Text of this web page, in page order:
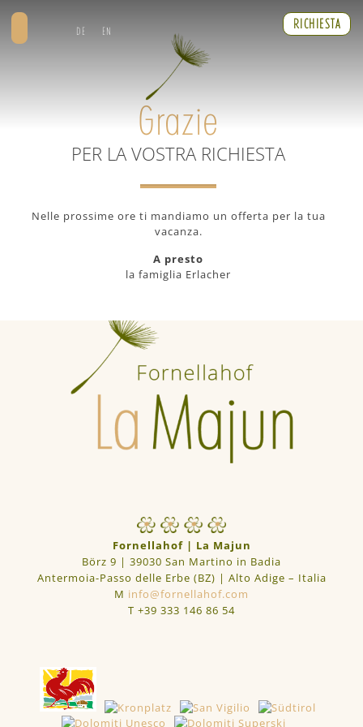
Grazie
PER LA VOSTRA RICHIESTA
Nelle prossime ore ti mandiamo un offerta per la tua
vacanza.
A presto
la famiglia Erlacher
RICHIESTA
Fornellahof | La Majun
Börz 9 | 39030 San Martino in Badia
Antermoia-Passo delle Erbe (BZ) | Alto Adige – Italia
M info@fornellahof.com
T +39 333 146 86 54
DE EN